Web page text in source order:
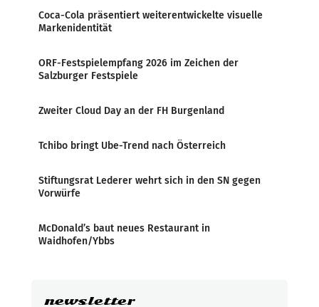
Coca-Cola präsentiert weiterentwickelte visuelle
Markenidentität
ORF-Festspielempfang 2026 im Zeichen der
Salzburger Festspiele
Zweiter Cloud Day an der FH Burgenland
Tchibo bringt Ube-Trend nach Österreich
Stiftungsrat Lederer wehrt sich in den SN gegen
Vorwürfe
McDonald’s baut neues Restaurant in
Waidhofen/Ybbs
newsletter